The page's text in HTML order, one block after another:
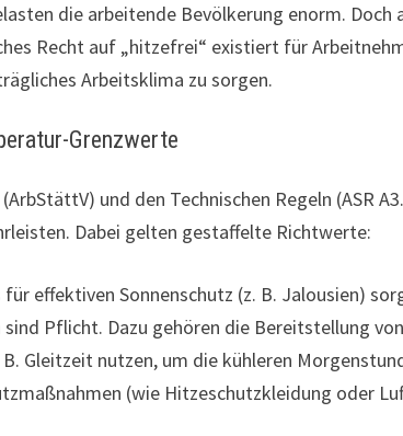
die arbeitende Bevölkerung enorm. Doch
Recht auf „hitzefrei“ existiert für
Arbeitsklima zu sorgen.
Grenzwerte
und den Technischen Regeln (ASR
Dabei gelten gestaffelte Richtwerte:
für effektiven Sonnenschutz (z. B. Jalousien)
sind Pflicht. Dazu gehören die Bereitstellung
Gleitzeit nutzen, um die kühleren
(wie Hitzeschutzkleidung oder